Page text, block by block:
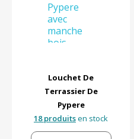
Louchet De
Terrassier De
Pypere
18 produitsen stock